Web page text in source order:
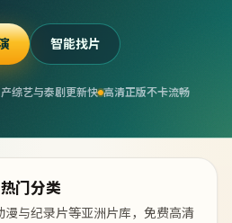
智能找片
综艺与泰剧更新快 高清正版不卡流畅
热门分类
与纪录片等亚洲片库，免费高清